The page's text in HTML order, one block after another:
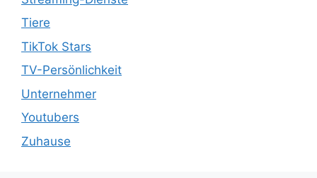
Tiere
TikTok Stars
TV-Persönlichkeit
Unternehmer
Youtubers
Zuhause